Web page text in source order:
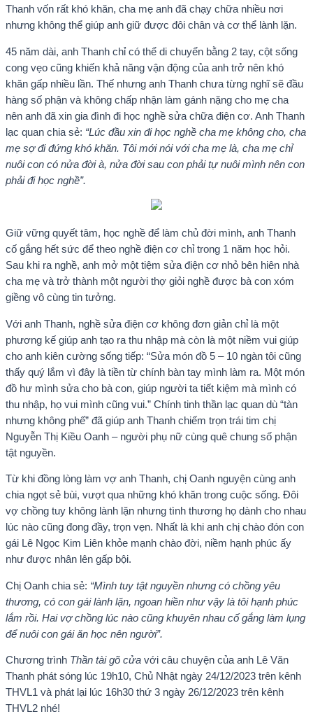
Thanh vốn rất khó khăn, cha mẹ anh đã chạy chữa nhiều nơi
nhưng không thể giúp anh giữ được đôi chân và cơ thể lành lặn.
45 năm dài, anh Thanh chỉ có thể di chuyển bằng 2 tay, cột sống
cong vẹo cũng khiến khả năng vận động của anh trở nên khó
khăn gấp nhiều lần. Thế nhưng anh Thanh chưa từng nghĩ sẽ đầu
hàng số phận và không chấp nhận làm gánh nặng cho mẹ cha
nên anh đã xin gia đình đi học nghề sửa chữa điện cơ. Anh Thanh
lạc quan chia sẻ: “Lúc đầu xin đi học nghề cha mẹ không cho, cha
mẹ sợ đi đứng khó khăn. Tôi mới nói với cha mẹ là, cha mẹ chỉ
nuôi con có nửa đời à, nửa đời sau con phải tự nuôi mình nên con
phải đi học nghề”.
Giữ vững quyết tâm, học nghề để làm chủ đời mình, anh Thanh
cố gắng hết sức để theo nghề điện cơ chỉ trong 1 năm học hỏi.
Sau khi ra nghề, anh mở một tiệm sửa điện cơ nhỏ bên hiên nhà
cha mẹ và trở thành một người thợ giỏi nghề được bà con xóm
giềng vô cùng tin tưởng.
Với anh Thanh, nghề sửa điện cơ không đơn giản chỉ là một
phương kế giúp anh tạo ra thu nhập mà còn là một niềm vui giúp
cho anh kiên cường sống tiếp: “Sửa món đồ 5 – 10 ngàn tôi cũng
thấy quý lắm vì đây là tiền từ chính bàn tay mình làm ra. Một món
đồ hư mình sửa cho bà con, giúp người ta tiết kiệm mà mình có
thu nhập, họ vui mình cũng vui.” Chính tinh thần lạc quan dù “tàn
nhưng không phế” đã giúp anh Thanh chiếm trọn trái tim chị
Nguyễn Thị Kiều Oanh – người phụ nữ cùng quê chung số phận
tật nguyền.
Từ khi đồng lòng làm vợ anh Thanh, chị Oanh nguyện cùng anh
chia ngọt sẻ bùi, vượt qua những khó khăn trong cuộc sống. Đôi
vợ chồng tuy không lành lặn nhưng tình thương họ dành cho nhau
lúc nào cũng đong đầy, trọn vẹn. Nhất là khi anh chị chào đón con
gái Lê Ngọc Kim Liên khỏe mạnh chào đời, niềm hạnh phúc ấy
như được nhân lên gấp bội.
Chị Oanh chia sẻ: “Mình tuy tật nguyền nhưng có chồng yêu
thương, có con gái lành lặn, ngoan hiền như vậy là tôi hạnh phúc
lắm rồi. Hai vợ chồng lúc nào cũng khuyên nhau cố gắng làm lụng
để nuôi con gái ăn học nên người”.
Chương trình Thần tài gõ cửa với câu chuyện của anh Lê Văn
Thanh phát sóng lúc 19h10, Chủ Nhật ngày 24/12/2023 trên kênh
THVL1 và phát lại lúc 16h30 thứ 3 ngày 26/12/2023 trên kênh
THVL2 nhé!